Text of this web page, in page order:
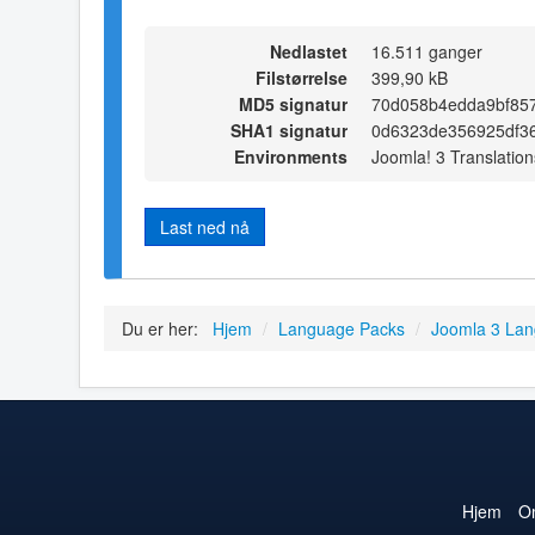
Nedlastet
16.511 ganger
Filstørrelse
399,90 kB
MD5 signatur
SHA1 signatur
Environments
Joomla! 3
Last ned nå
Du er her: Hjem / Language Packs / Joomla 3
Hjem